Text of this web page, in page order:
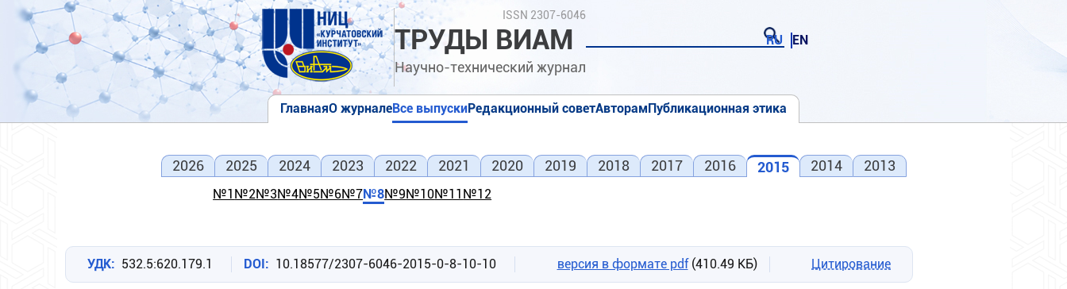
Перейти
основному
содержанию
ISSN 2307-6046
ТРУДЫ ВИАМ
Научно-технический журнал
RU
EN
Основная
ГлавнаяО журналеВсе выпускиРедакционный советАвторамПубликационная этика
2026 2025 2024 2023 2022 2021 2020 2019 2018 2017 2016 2015
№1 №2№3№4№5№6№7№8№9№10№11 №12
2014 2013
УДК 532.5:620.179.1 DOI 10.18577/2307-6046-2015-0-8-10-10 версия в формате pdf (410.49 КБ) Цитирование